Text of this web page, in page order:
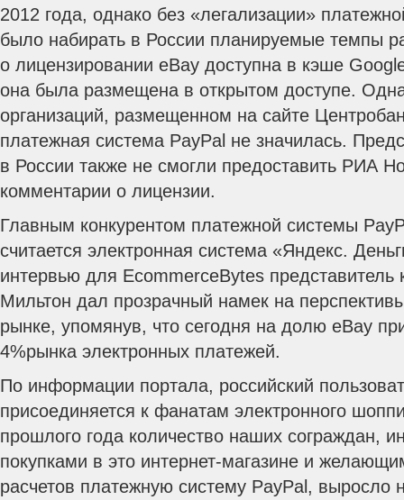
2012 года, однако без «легализации»
было набирать в России планируемые темпы
о лицензировании eBay доступна в кэше
она была размещена в открытом доступе.
организаций, размещенном на сайте
платежная система PayPal не значилась.
в России также не смогли предоставить РИА
комментарии о лицензии.
Главным конкурентом платежной системы
считается электронная система «Яндекс.
интервью для EcommerceBytes представитель
Мильтон дал прозрачный намек на
рынке, упомянув, что сегодня на долю eBay
4%рынка электронных платежей.
По информации портала, российский
присоединяется к фанатам электронного
прошлого года количество наших сограждан,
покупками в это интернет-магазине и
расчетов платежную систему PayPal,